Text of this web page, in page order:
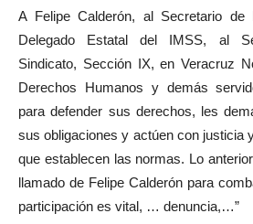
A Felipe Calderón, al Secretario de
Delegado Estatal del IMSS, al
Sindicato, Sección IX, en Veracruz
Derechos Humanos y demás
para defender sus derechos, les
sus obligaciones y actúen con justicia
que establecen las normas. Lo
llamado de Felipe Calderón para
participación es vital, … denuncia,…”